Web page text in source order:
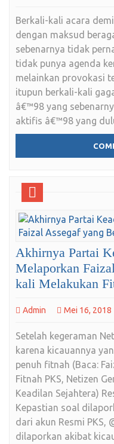
Berkali-kali acara
dengan maksud
sebenarnya tidak
tidak punya agenda
melainkan provokasi
itupun berkali-kali
â€™98 yang
aktifis â€™98 yang
Akhirnya Partai
Melaporkan
kali Melakukan
Admin Mei 16, 2018
Setelah kegeraman
karena kicauannya
penuh fitnah (Baca:
Fitnah PKS, Netizen
Keadilan Sejahtera)
Kepastian soal
dari akun Resmi PKS,
dilaporkan akibat